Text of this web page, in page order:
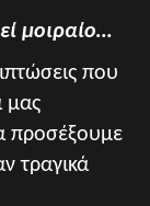
μοιραίο…
που
μας
προσέξουμε
τραγικά